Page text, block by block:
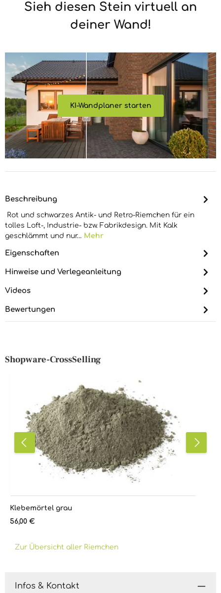
Sieh diesen Stein virtuell an
deiner Wand!
KI-Wandplaner starten
KI-Wandplaner starten
Beschreibung
Rot und schwarzes Antik- und Retro-Riemchen für ein
tolles Loft-, Industrie- bzw. Fabrikdesign. Mit Kalk
geschlämmt und nur… Mehr
Eigenschaften
Hinweise und Verlegeanleitung
Videos
Bewertungen
Produktgalerie überspringen
Shopware-CrossSelling
Klebemörtel grau
Regulärer Preis:
56,00 €
Zur Übersicht aller Riemchen
Infos & Kontakt